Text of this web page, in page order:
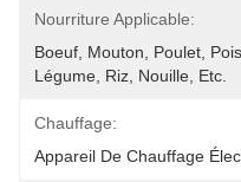
Nourriture Applicable:
Boeuf, Mouton, Poulet,
Légume, Riz, Nouille, Etc.
Chauffage:
Appareil De Chauffage